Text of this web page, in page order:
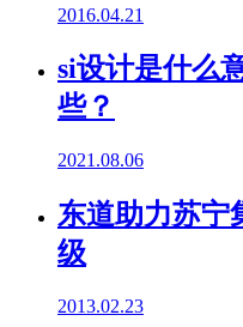
2016.04.21
si设计是什么
些？
2021.08.06
东道助力苏宁
级
2013.02.23